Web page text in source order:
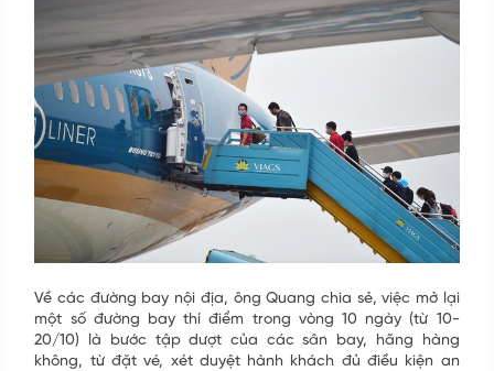
Về các đường bay nội địa, ông Quang chia sẻ, việc mở lại
một số đường bay thí điểm trong vòng 10 ngày (từ 10-
20/10) là bước tập dượt của các sân bay, hãng hàng
không, từ đặt vé, xét duyệt hành khách đủ điều kiện an